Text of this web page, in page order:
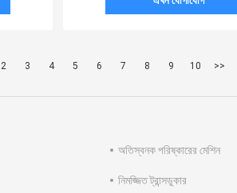
2 3 4 5 6 7 8 9 10 >>
অতিস্বনক পরিষ্কারের মেশিন
নিমজ্জিত ট্রান্সডুকার